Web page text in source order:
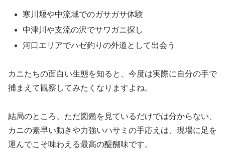
寒川堰や中流域でのガサガサ体験
中津川や支流の沢でサワガニ探し
河口エリアでハゼ釣りの外道として出会う
カニたちの面白い生態を知ると、今度は実際に自分の手で
捕まえて観察してみたくなりますよね。
結局のところ、ただ図鑑を見ているだけでは分からない、
カニの素早い動きや力強いハサミの手応えは、現場に足を
運んでこそ味わえる最高の醍醐味です。